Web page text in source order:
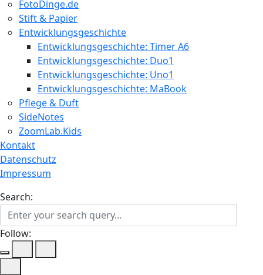
FotoDinge.de
Stift & Papier
Entwicklungsgeschichte
Entwicklungsgeschichte: Timer A6
Entwicklungsgeschichte: Duo1
Entwicklungsgeschichte: Uno1
Entwicklungsgeschichte: MaBook
Pflege & Duft
SideNotes
ZoomLab.Kids
Kontakt
Datenschutz
Impressum
Search:
Follow: